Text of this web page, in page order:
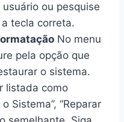
ou pesquise
tecla correta.
No menu
pela opção que
o sistema.
listada como
Sistema”, “Reparar